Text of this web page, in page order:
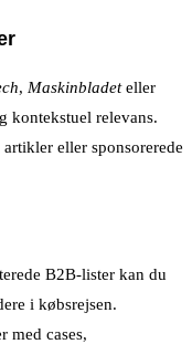
, Maskinbladeteller
kontekstuel relevans.
eller sponsorerede
B2B-lister kan du
i købsrejsen.
med cases,